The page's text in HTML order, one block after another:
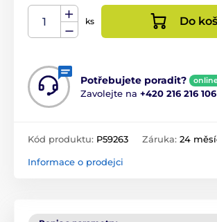
ks Do
Potřebujete poradit?
Zavolejte na +420 216 216 106
Kód produktu: P59263 Záruka: 24
Informace o prodejci